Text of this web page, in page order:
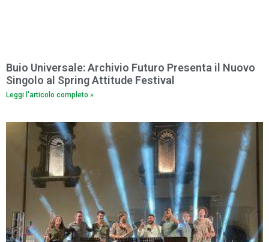
Buio Universale: Archivio Futuro Presenta il Nuovo
Singolo al Spring Attitude Festival
Leggi l'articolo completo »